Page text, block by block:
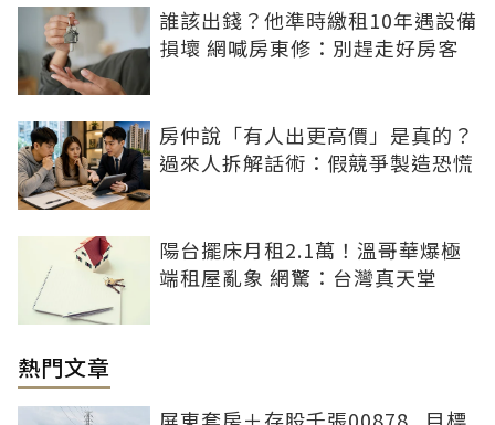
誰該出錢？他準時繳租10年遇設備
損壞 網喊房東修：別趕走好房客
房仲說「有人出更高價」是真的？
過來人拆解話術：假競爭製造恐慌
陽台擺床月租2.1萬！溫哥華爆極
端租屋亂象 網驚：台灣真天堂
熱門文章